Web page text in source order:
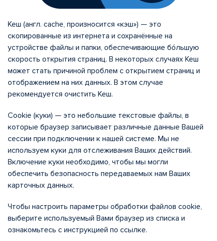
Кеш (англ. cache, произносится «кэш») — это
скопированные из интернета и сохранённые на
устройстве файлы и папки, обеспечивающие бóльшую
скорость открытия страниц. В некоторых случаях Кеш
может стать причиной проблем с открытием страниц и
отображением на них данных. В этом случае
рекомендуется очистить Кеш.
Cookie (куки) — это небольшие текстовые файлы, в
которые браузер записывает различные данные Вашей
сессии при подключении к нашей системе. Мы не
используем куки для отслеживания Ваших действий.
Включение куки необходимо, чтобы мы могли
обеспечить безопасность передаваемых нам Ваших
карточных данных.
Чтобы настроить параметры обработки файлов cookie,
выберите используемый Вами браузер из списка и
ознакомьтесь с инструкцией по ссылке.
Произошла ошибка.